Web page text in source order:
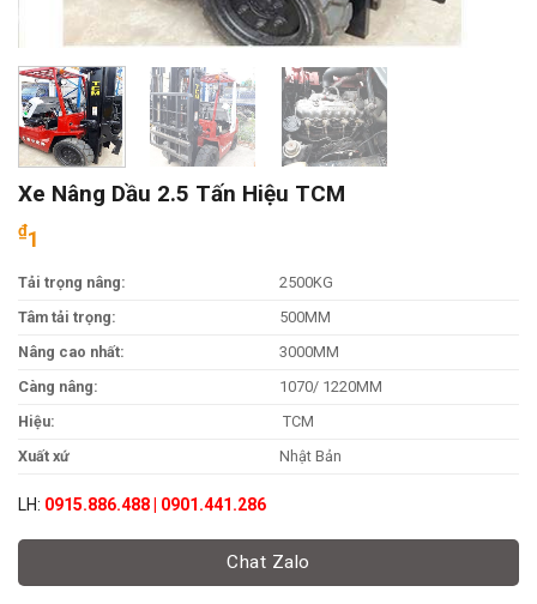
Xe Nâng Dầu 2.5 Tấn Hiệu TCM
₫1
Tải trọng nâng:
2500KG
Tâm tải trọng:
500MM
Nâng cao nhất:
3000MM
Càng nâng:
1070/ 1220MM
Hiệu:
TCM
Xuất xứ
Nhật Bản
LH: 0915.886.488 | 0901.441.286
Chat Zalo